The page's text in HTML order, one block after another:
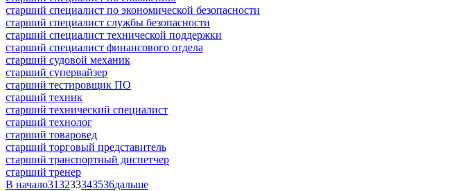
старший специалист по экономической безопасности
старший специалист службы безопасности
старший специалист технической поддержки
старший специалист финансового отдела
старший судовой механик
старший супервайзер
старший тестировщик ПО
старший техник
старший технический специалист
старший технолог
старший товаровед
старший торговый представитель
старший транспортный диспетчер
старший тренер
В начало313233343536дальше